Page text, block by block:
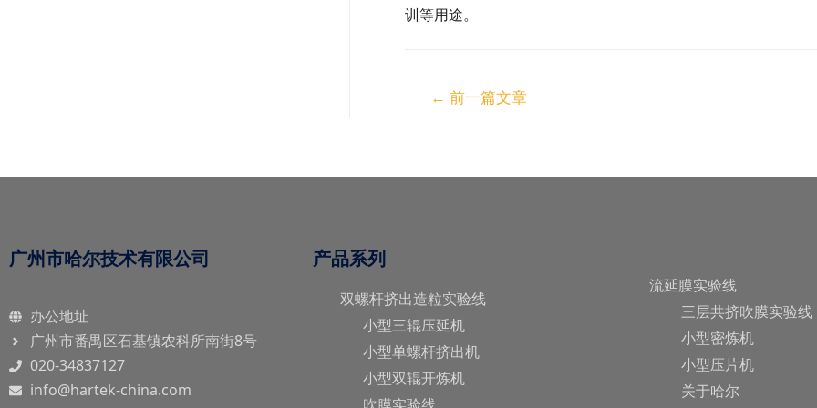
训等用途。
← 前一篇文章
广州市哈尔技术有限公司
办公地址
广州市番禺区石基镇农科所南街8号
020-34837127
info@hartek-china.com
产品系列
双螺杆挤出造粒实验线
小型三辊压延机
小型单螺杆挤出机
小型双辊开炼机
流延膜实验线
三层共挤吹膜实验线
小型密炼机
小型压片机
关于哈尔